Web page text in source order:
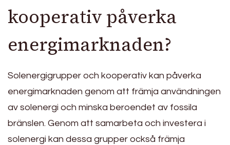
kooperativ påverka
energimarknaden?
Solenergigrupper och kooperativ kan påverka
energimarknaden genom att främja användningen
av solenergi och minska beroendet av fossila
bränslen. Genom att samarbeta och investera i
solenergi kan dessa grupper också främja